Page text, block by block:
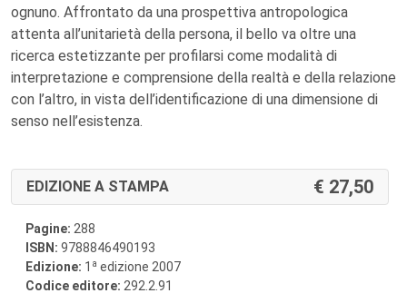
ognuno. Affrontato da una prospettiva antropologica
attenta all’unitarietà della persona, il bello va oltre una
ricerca estetizzante per profilarsi come modalità di
interpretazione e comprensione della realtà e della relazione
con l’altro, in vista dell’identificazione di una dimensione di
senso nell’esistenza.
EDIZIONE A STAMPA 27,50
Pagine: 288
ISBN: 9788846490193
Edizione: 1 a edizione 2007
Codice editore: 292.2.91